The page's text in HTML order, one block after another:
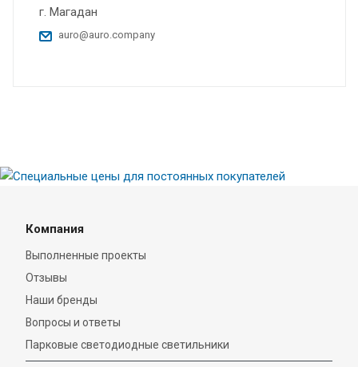
г. Магадан
auro@auro.company
Компания
Выполненные проекты
Отзывы
Наши бренды
Вопросы и ответы
Парковые светодиодные светильники